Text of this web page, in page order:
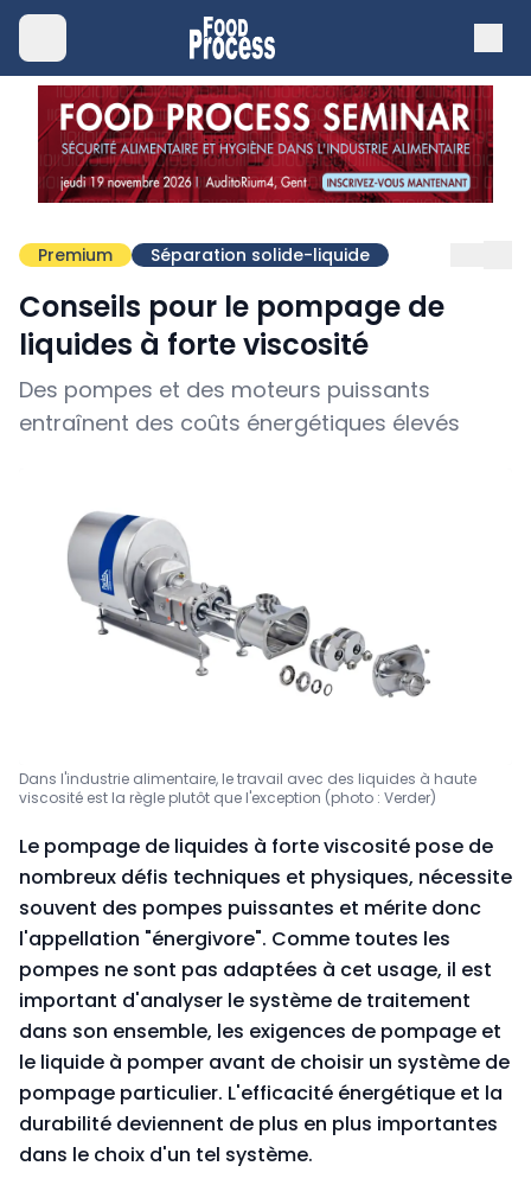
Premium Séparation solide-liquide
Conseils pour le pompage de
liquides à forte viscosité
Des pompes et des moteurs puissants
entraînent des coûts énergétiques élevés
Dans l'industrie alimentaire, le travail avec des liquides à haute
viscosité est la règle plutôt que l'exception (photo : Verder)
Le pompage de liquides à forte viscosité pose de
nombreux défis techniques et physiques, nécessite
souvent des pompes puissantes et mérite donc
l'appellation "énergivore". Comme toutes les
pompes ne sont pas adaptées à cet usage, il est
important d'analyser le système de traitement
dans son ensemble, les exigences de pompage et
le liquide à pomper avant de choisir un système de
pompage particulier. L'efficacité énergétique et la
durabilité deviennent de plus en plus importantes
dans le choix d'un tel système.